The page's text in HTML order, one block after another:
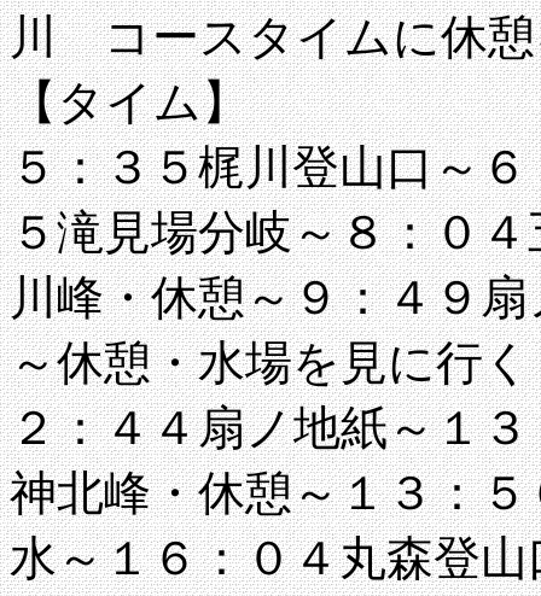
川 コースタイムに休憩
【タイム】
５：３５梶川登山口～
５滝見場分岐～８：０
川峰・休憩～９：４９
～休憩・水場を見に行
２：４４扇ノ地紙～１
神北峰・休憩～１３：
水～１６：０４丸森登山